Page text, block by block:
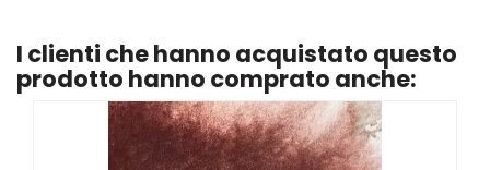
I clienti che hanno acquistato questo
prodotto hanno comprato anche: